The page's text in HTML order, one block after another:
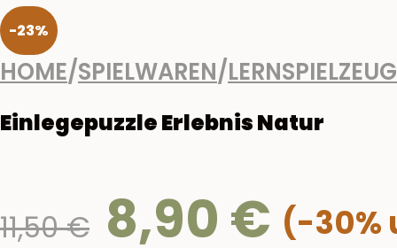
-23%
HOME/SPIELWAREN/LERNSPIELZEUG
Einlegepuzzle Erlebnis Natur
11,50€ Ursprünglicher
Preis
8,90 €